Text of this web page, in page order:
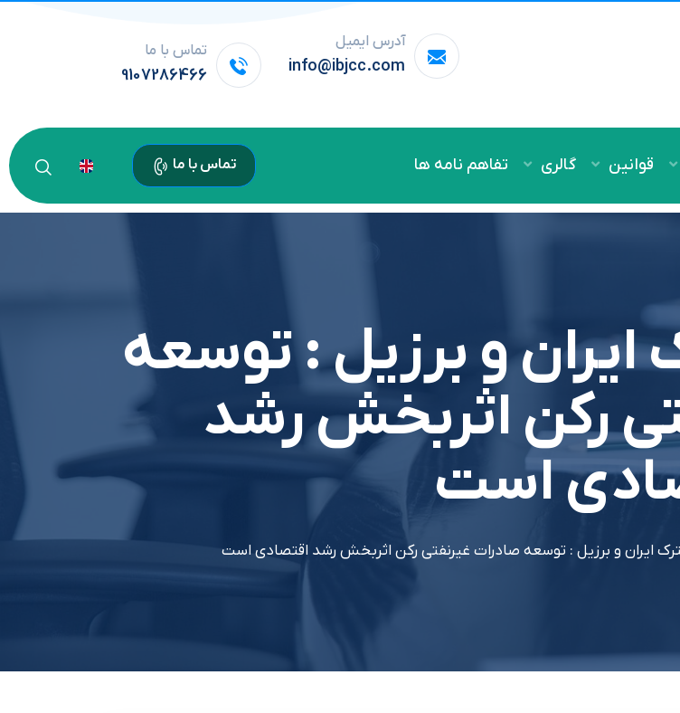
آدرس ایمیل
info@ibjcc.com
تماس با ما
9107286466
قوانین گالری تفاهم نامه ها تماس با ما
و برزيل : توسعه
رکن اثربخش رشد
است
ايران و برزيل : توسعه صادرات غيرنفتي رکن اثربخش رشد اقتصادي است